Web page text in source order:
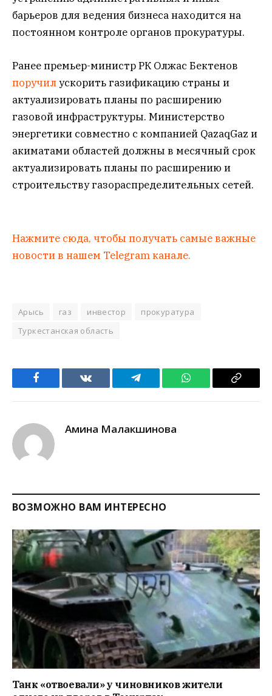
барьеров для ведения бизнеса находится на
постоянном контроле органов прокуратуры.
Ранее премьер-министр РК Олжас Бектенов
поручилускорить газификацию страны и
актуализировать планы по расширению
газовой инфраструктуры. Министерство
энергетики совместно с компанией QazaqGaz и
акиматами областей должны в месячный срок
актуализировать планы по расширению и
строительству газораспределительных сетей.
Нажмите сюда, чтобы получать самые важные
новости в нашем Telegram канале.
Арысь газ инвестор
прокуратура
Туркестанская область
Facebook VKontakteTelegram WhatsApp Copy
Амина Малакшинова
ВОЗМОЖНО ВАМ ИНТЕРЕСНО
Танк «отвоевали» у чиновников жители